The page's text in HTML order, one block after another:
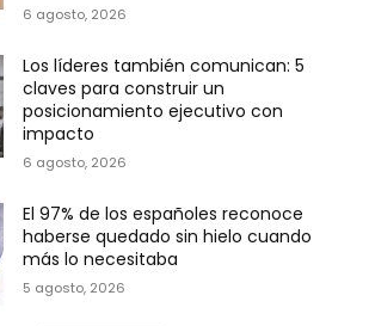
6 agosto, 2026
Los líderes también comunican: 5
claves para construir un
posicionamiento ejecutivo con
impacto
6 agosto, 2026
El 97% de los españoles reconoce
haberse quedado sin hielo cuando
más lo necesitaba
5 agosto, 2026